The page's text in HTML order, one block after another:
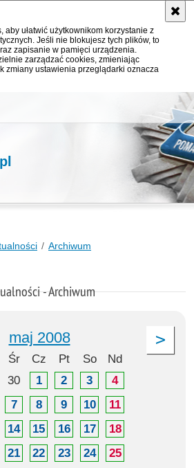
aby ułatwić użytkownikom korzystanie z
Jeśli nie blokujesz tych plików, to
zapisanie w pamięci urządzenia.
zarządzać cookies, zmieniając
zmiany ustawienia przeglądarki oznacza
Archiwum
- Archiwum
maj 2008
Śr Cz Pt So
Nd
30 1 2 3
4
7 8 9 10
11
14 15 16 17
18
21 22 23 24
25